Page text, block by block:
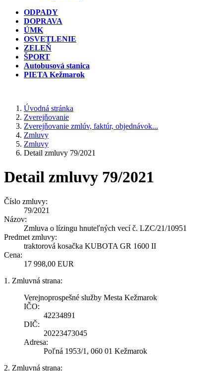
ODPADY
DOPRAVA
ÚMK
OSVETLENIE
ZELEŇ
ŠPORT
Autobusová stanica
PIETA Kežmarok
Úvodná stránka
Zverejňovanie
Zverejňovanie zmlúv, faktúr, objednávok...
Zmluvy
Zmluvy
Detail zmluvy 79/2021
Detail zmluvy 79/2021
Číslo zmluvy:
79/2021
Názov:
Zmluva o lízingu hnuteľných vecí č. LZC/21/10951
Predmet zmluvy:
traktorová kosačka KUBOTA GR 1600 II
Cena:
17 998,00 EUR
1. Zmluvná strana:
Verejnoprospešné služby Mesta Kežmarok
IČO:
42234891
DIČ:
20223473045
Adresa:
Poľná 1953/1, 060 01 Kežmarok
2. Zmluvná strana: